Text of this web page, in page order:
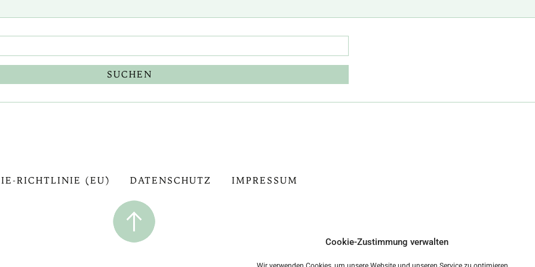
Cookie-Zustimmung verwalten
RICHTLINIE (EU) DATENSCHUTZ IMPRESSUM